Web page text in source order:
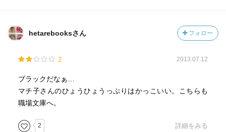
hetarebooksさん フォロー
2 2013.07.12
ブラックだなぁ…
マチ子さんのひょうひょうっぷりはかっこいい。こちらも
職場文庫へ。
2 詳細をみる